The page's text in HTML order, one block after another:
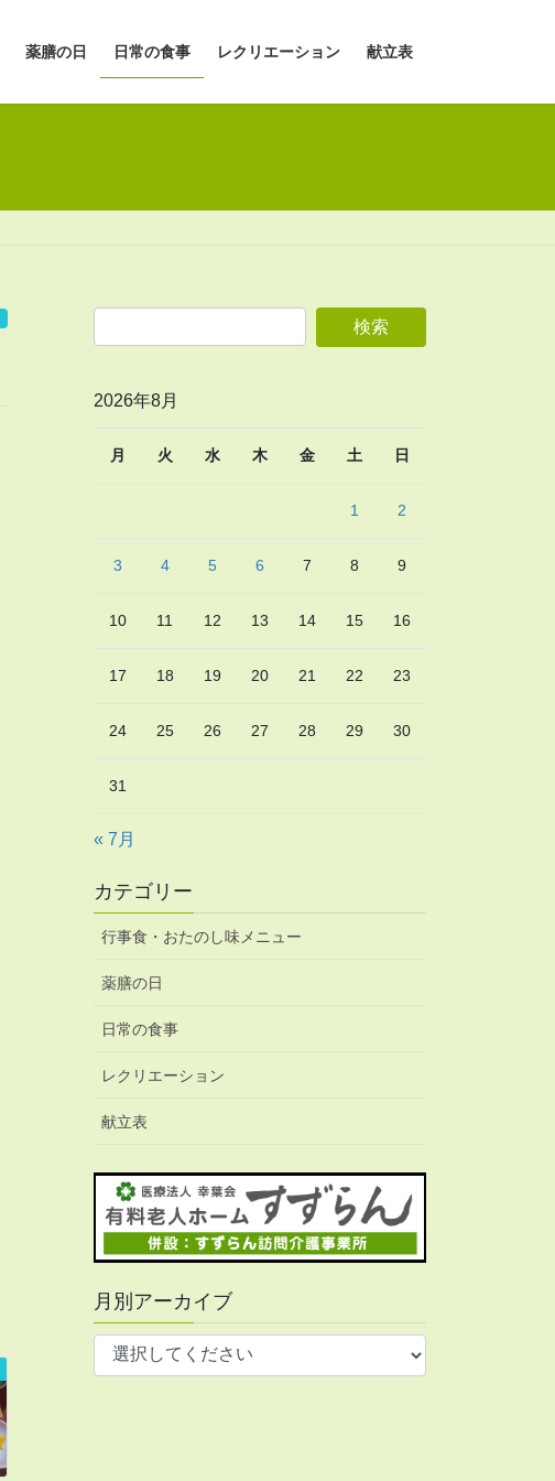
薬膳の日 日常の食事 レクリエーション 献立表
2026年8月
月 火 水 木 金 土 日
1 2
3 4 5 6 7 8 9
10 11 12 13 14 15 16
17 18 19 20 21 22 23
24 25 26 27 28 29 30
31
« 7月
カテゴリー
行事食・おたのし味メニュー
薬膳の日
日常の食事
レクリエーション
献立表
月別アーカイブ